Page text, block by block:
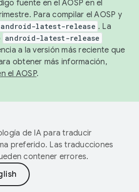
fuente en el AOSP en el
Para compilar el AOSP y
android-latest-release . La
android-latest-release
a la versión más reciente que
obtener más información,
el AOSP.
de IA para traducir
preferido. Las traducciones
contener errores.